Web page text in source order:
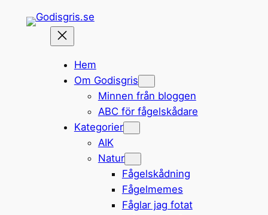
Hem
Om Godisgris
Minnen från bloggen
ABC för fågelskådare
Kategorier
AIK
Natur
Fågelskådning
Fågelmemes
Fåglar jag fotat